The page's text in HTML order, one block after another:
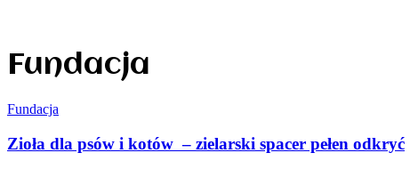
Fundacja
Fundacja
Zioła dla psów i kotów – zielarski spacer pełen odkryć